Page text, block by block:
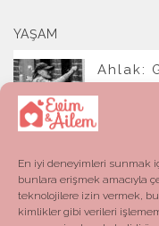
En iyi deneyimleri sunmak
bunlara erişmek amacıyla
teknolojilere izin vermek,
kimlikler gibi verileri
YAŞAM
Ahlak: